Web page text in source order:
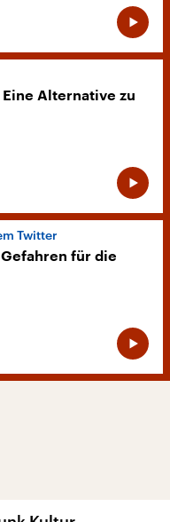
Alternative zu
Twitter
für die